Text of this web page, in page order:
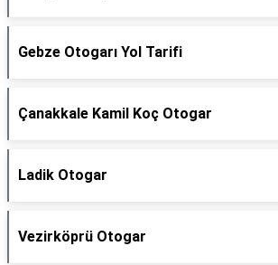
Gebze Otogarı Yol Tarifi
Çanakkale Kamil Koç Otogar
Ladik Otogar
Vezirköprü Otogar